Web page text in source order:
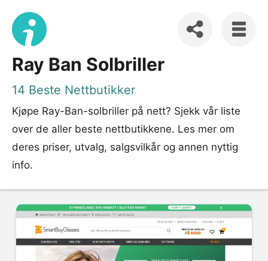
Ray Ban Solbriller
14 Beste Nettbutikker
Kjøpe Ray-Ban-solbriller på nett? Sjekk vår liste
over de aller beste nettbutikkene. Les mer om
deres priser, utvalg, salgsvilkår og annen nyttig
info.